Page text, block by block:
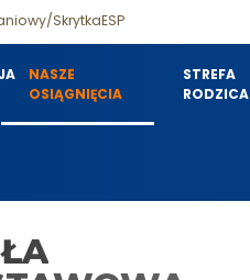
SkrytkaESP
NASZE
OSIĄGNIĘCIA
STREFA
RODZICA